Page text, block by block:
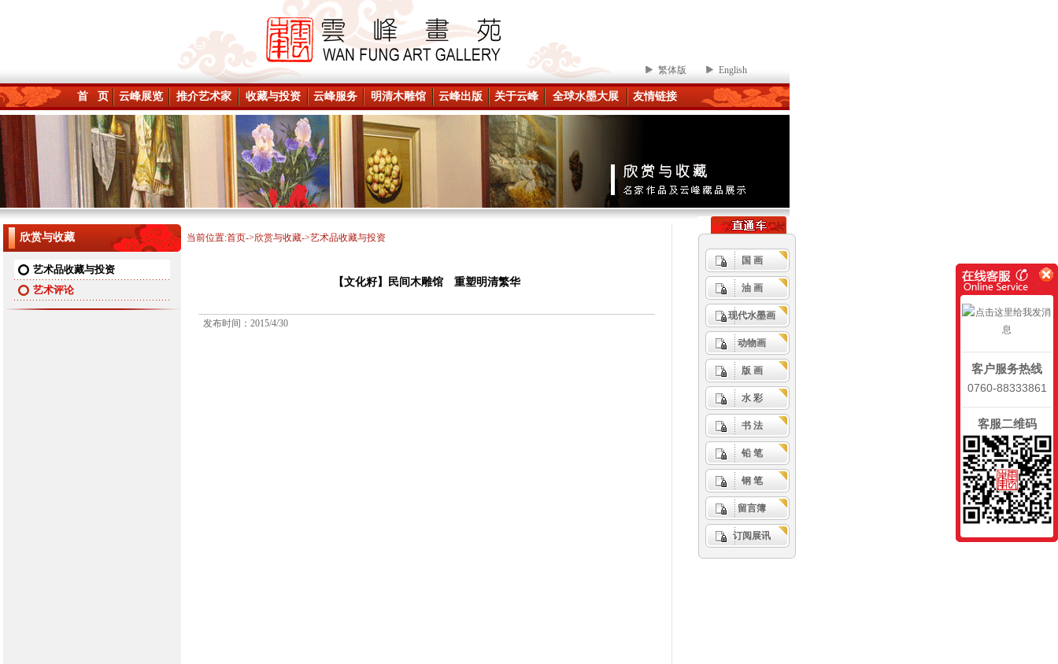
繁体版 English
首 页 云峰展览 推介艺术家 收藏与投资 云峰服务 明清木雕馆 云峰出版 关于云峰 全球水墨大展 友情链接
欣赏与收藏
艺术品收藏与投资
艺术评论
当前位置:首页->欣赏与收藏->艺术品收藏与投资
【文化籽】民间木雕馆 重塑明清繁华
发布时间：2015/4/30
国 画
油 画
现代水墨画
动物画
版 画
水 彩
书 法
铅 笔
钢 笔
留言簿
订阅展讯
客户服务热线
0760-88333861
客服二维码